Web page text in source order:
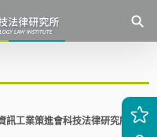
訊工業策進會科技法律研究所創意